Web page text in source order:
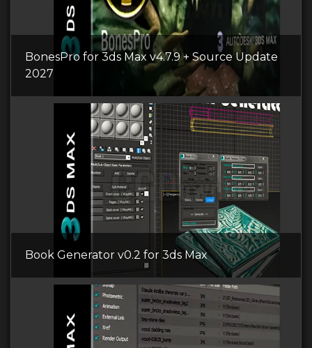
BonesPro for 3ds Max v4.7.9 + Source Update
2027
Book Generator v0.2 for 3ds Max